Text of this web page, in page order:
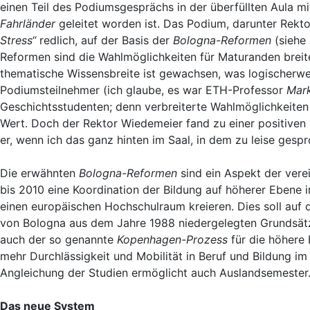
einen Teil des Podiumsgesprächs in der überfüllten Aula
Fahrländergeleitet worden ist. Das Podium, darunter
Stress“redlich, auf der Basis der Bologna-Reformen
Reformen sind die Wahlmöglichkeiten für Maturanden
thematische Wissensbreite ist gewachsen, was
Podiumsteilnehmer (ich glaube, es war ETH-Professor
Geschichtsstudenten; denn verbreiterte
Wert. Doch der Rektor Wiedemeier fand zu einer
er, wenn ich das ganz hinten im Saal, in dem zu leise
Die erwähnten Bologna-Reformen sind ein Aspekt der
bis 2010 eine Koordination der Bildung auf höherer
einen europäischen Hochschulraum kreieren. Dies soll
von Bologna aus dem Jahre 1988 niedergelegten
auch der so genannte Kopenhagen-Prozess für die höhere
mehr Durchlässigkeit und Mobilität in Beruf und Bildung
Angleichung der Studien ermöglicht auch Auslandsemester.
Das neue System